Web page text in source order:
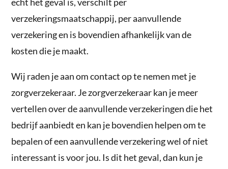
verzekeringsmaatschappij, per aanvullende
verzekering en is bovendien afhankelijk van de
kosten die je maakt.
Wij raden je aan om contact op te nemen met je
zorgverzekeraar. Je zorgverzekeraar kan je meer
vertellen over de aanvullende verzekeringen die het
bedrijf aanbiedt en kan je bovendien helpen om te
bepalen of een aanvullende verzekering wel of niet
interessant is voor jou. Is dit het geval, dan kun je